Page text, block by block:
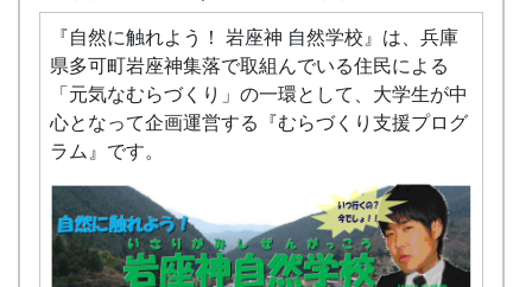
『自然に触れよう！ 岩座神 自然学校』は、兵庫
県多可町岩座神集落で取組んでいる住民による
「元気なむらづくり」の一環として、大学生が中
心となって企画運営する『むらづくり支援プログ
ラム』です。